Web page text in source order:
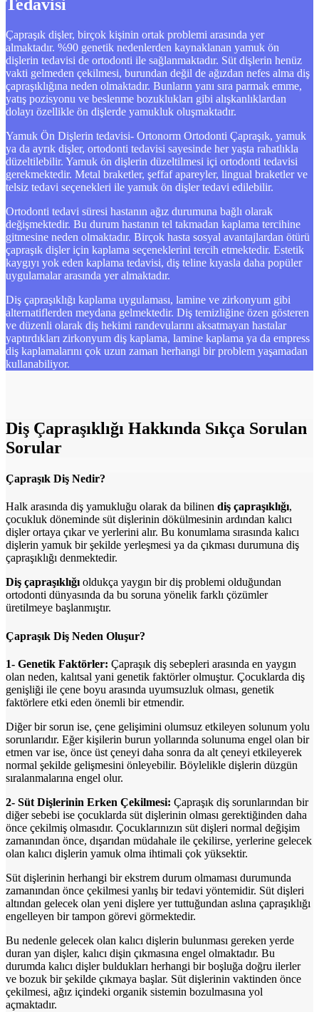
Tedavisi
Çapraşık dişler, birçok kişinin ortak problemi arasında yer
almaktadır. %90 genetik nedenlerden kaynaklanan yamuk ön
dişlerin tedavisi de ortodonti ile sağlanmaktadır. Süt dişlerin henüz
vakti gelmeden çekilmesi, burundan değil de ağızdan nefes alma diş
çapraşıklığına neden olmaktadır. Bunların yanı sıra parmak emme,
yatış pozisyonu ve beslenme bozuklukları gibi alışkanlıklardan
dolayı özellikle ön dişlerde yamukluk oluşmaktadır.
Yamuk Ön Dişlerin tedavisi- Ortonorm Ortodonti Çapraşık, yamuk
ya da ayrık dişler, ortodonti tedavisi sayesinde her yaşta rahatlıkla
düzeltilebilir. Yamuk ön dişlerin düzeltilmesi içi ortodonti tedavisi
gerekmektedir. Metal braketler, şeffaf apareyler, lingual braketler ve
telsiz tedavi seçenekleri ile yamuk ön dişler tedavi edilebilir.
Ortodonti tedavi süresi hastanın ağız durumuna bağlı olarak
değişmektedir. Bu durum hastanın tel takmadan kaplama tercihine
gitmesine neden olmaktadır. Birçok hasta sosyal avantajlardan ötürü
çapraşık dişler için kaplama seçeneklerini tercih etmektedir. Estetik
kaygıyı yok eden kaplama tedavisi, diş teline kıyasla daha popüler
uygulamalar arasında yer almaktadır.
Diş çapraşıklığı kaplama uygulaması, lamine ve zirkonyum gibi
alternatiflerden meydana gelmektedir. Diş temizliğine özen gösteren
ve düzenli olarak diş hekimi randevularını aksatmayan hastalar
yaptırdıkları zirkonyum diş kaplama, lamine kaplama ya da empress
diş kaplamalarını çok uzun zaman herhangi bir problem yaşamadan
kullanabiliyor.
Diş Çapraşıklığı Hakkında Sıkça Sorulan
Sorular
Çapraşık Diş Nedir?
Halk arasında diş yamukluğu olarak da bilinen diş çapraşıklığı,
çocukluk döneminde süt dişlerinin dökülmesinin ardından kalıcı
dişler ortaya çıkar ve yerlerini alır. Bu konumlama sırasında kalıcı
dişlerin yamuk bir şekilde yerleşmesi ya da çıkması durumuna diş
çapraşıklığı denmektedir.
Diş çapraşıklığı oldukça yaygın bir diş problemi olduğundan
ortodonti dünyasında da bu soruna yönelik farklı çözümler
üretilmeye başlanmıştır.
Çapraşık Diş Neden Oluşur?
1- Genetik Faktörler: Çapraşık diş sebepleri arasında en yaygın
olan neden, kalıtsal yani genetik faktörler olmuştur. Çocuklarda diş
genişliği ile çene boyu arasında uyumsuzluk olması, genetik
faktörlere etki eden önemli bir etmendir.
Diğer bir sorun ise, çene gelişimini olumsuz etkileyen solunum yolu
sorunlarıdır. Eğer kişilerin burun yollarında solunuma engel olan bir
etmen var ise, önce üst çeneyi daha sonra da alt çeneyi etkileyerek
normal şekilde gelişmesini önleyebilir. Böylelikle dişlerin düzgün
sıralanmalarına engel olur.
2- Süt Dişlerinin Erken Çekilmesi: Çapraşık diş sorunlarından bir
diğer sebebi ise çocuklarda süt dişlerinin olması gerektiğinden daha
önce çekilmiş olmasıdır. Çocuklarınızın süt dişleri normal değişim
zamanından önce, dışarıdan müdahale ile çekilirse, yerlerine gelecek
olan kalıcı dişlerin yamuk olma ihtimali çok yüksektir.
Süt dişlerinin herhangi bir ekstrem durum olmaması durumunda
zamanından önce çekilmesi yanlış bir tedavi yöntemidir. Süt dişleri
altından gelecek olan yeni dişlere yer tuttuğundan aslına çapraşıklığı
engelleyen bir tampon görevi görmektedir.
Bu nedenle gelecek olan kalıcı dişlerin bulunması gereken yerde
duran yan dişler, kalıcı dişin çıkmasına engel olmaktadır. Bu
durumda kalıcı dişler buldukları herhangi bir boşluğa doğru ilerler
ve bozuk bir şekilde çıkmaya başlar. Süt dişlerinin vaktinden önce
çekilmesi, ağız içindeki organik sistemin bozulmasına yol
açmaktadır.